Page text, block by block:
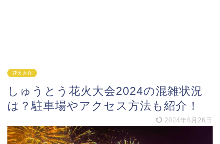
花火大会
しゅうとう花火大会2024の混雑状況
は？駐車場やアクセス方法も紹介！
2024年6月26日